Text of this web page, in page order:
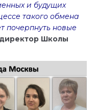
и будущих
такого обмена
почерпнуть новые
директор Школы